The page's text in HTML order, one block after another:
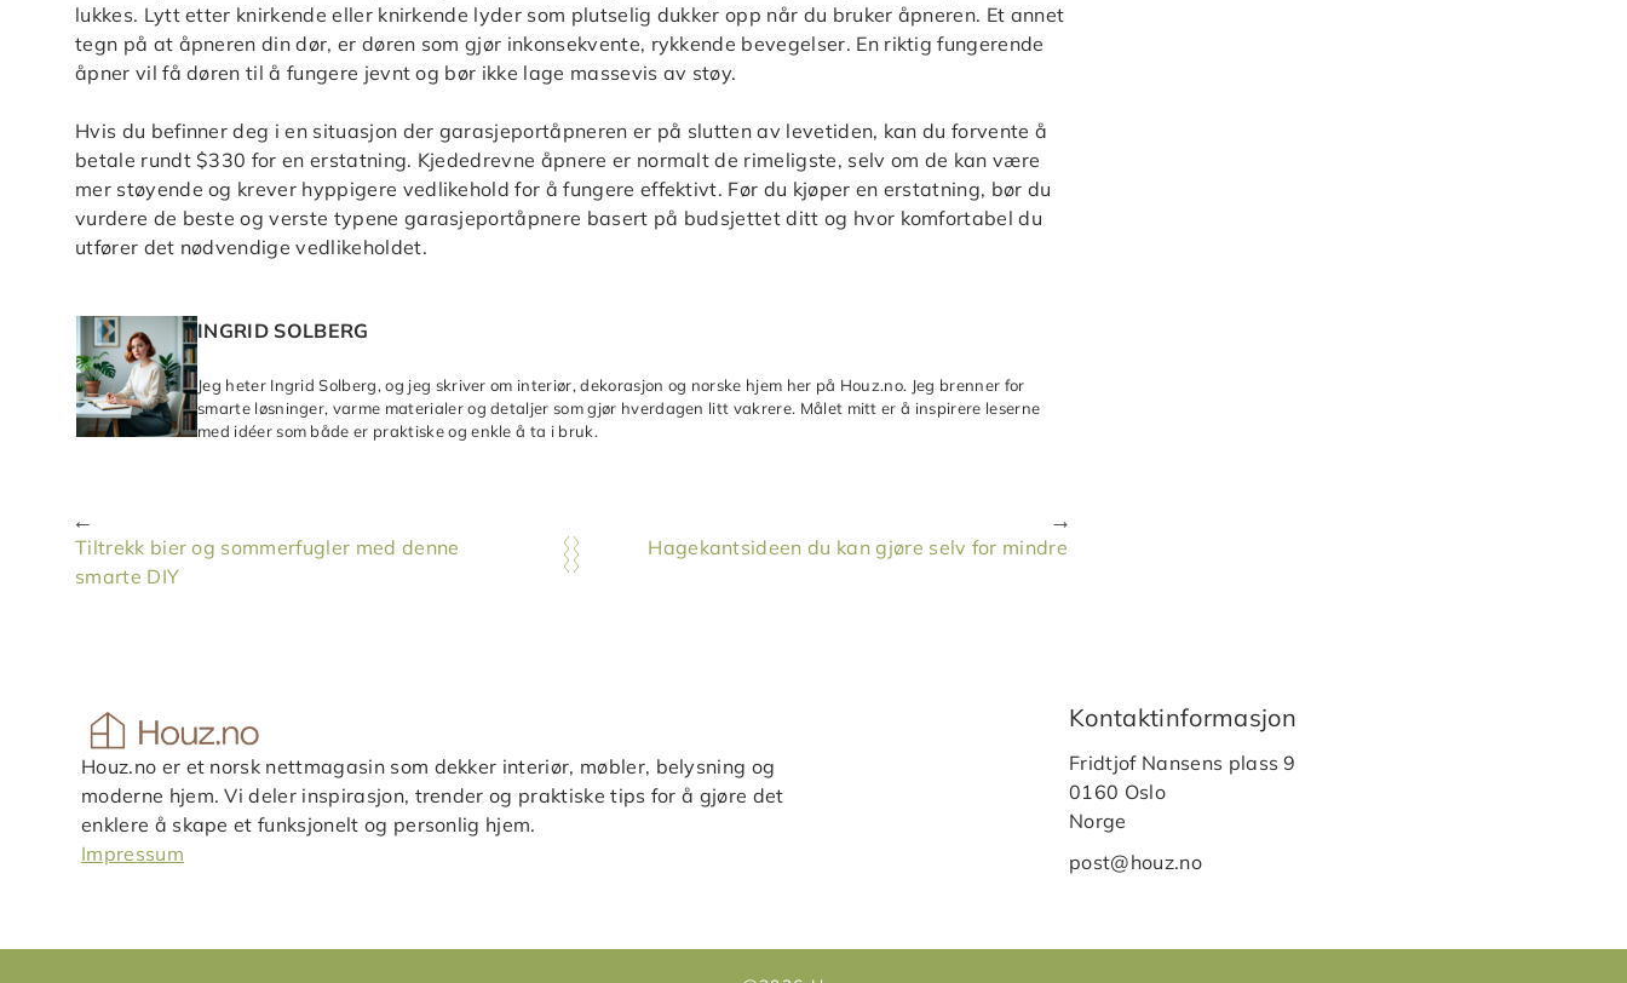
lukkes. Lytt etter knirkende eller knirkende lyder som plutselig dukker opp når du bruker åpneren. Et annet
tegn på at åpneren din dør, er døren som gjør inkonsekvente, rykkende bevegelser. En riktig fungerende
åpner vil få døren til å fungere jevnt og bør ikke lage massevis av støy.
Hvis du befinner deg i en situasjon der garasjeportåpneren er på slutten av levetiden, kan du forvente å
betale rundt $330 for en erstatning. Kjededrevne åpnere er normalt de rimeligste, selv om de kan være
mer støyende og krever hyppigere vedlikehold for å fungere effektivt. Før du kjøper en erstatning, bør du
vurdere de beste og verste typene garasjeportåpnere basert på budsjettet ditt og hvor komfortabel du
utfører det nødvendige vedlikeholdet.
INGRID SOLBERG
Jeg heter Ingrid Solberg, og jeg skriver om interiør, dekorasjon og norske hjem her på Houz.no. Jeg brenner for
smarte løsninger, varme materialer og detaljer som gjør hverdagen litt vakrere. Målet mitt er å inspirere leserne
med idéer som både er praktiske og enkle å ta i bruk.
Tiltrekk bier og sommerfugler med denne
smarte DIY
Hagekantsideen du kan gjøre selv for mindre
Houz.no er et norsk nettmagasin som dekker interiør, møbler, belysning og
moderne hjem. Vi deler inspirasjon, trender og praktiske tips for å gjøre det
enklere å skape et funksjonelt og personlig hjem.
Impressum
Kontaktinformasjon
Fridtjof Nansens plass 9
0160 Oslo
Norge
post@houz.no